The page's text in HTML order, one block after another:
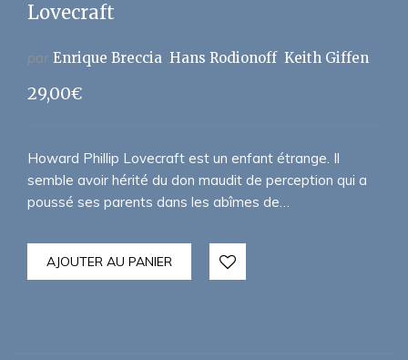
Lovecraft
par Enrique Breccia Hans Rodionoff Keith Giffen
29,00€
Howard Phillip Lovecraft est un enfant étrange. Il
semble avoir hérité du don maudit de perception qui a
poussé ses parents dans les abîmes de…
AJOUTER AU PANIER